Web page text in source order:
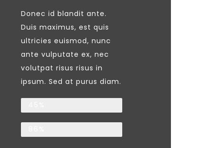
Donec id blandit ante.
Duis maximus, est quis
ultricies euismod, nunc
ante vulputate ex, nec
volutpat risus risus in
ipsum. Sed at purus diam.